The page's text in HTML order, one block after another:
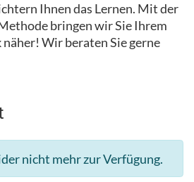
Ihnen das Lernen. Mit der
bringen wir Sie Ihrem
näher! Wir beraten Sie gerne
nicht mehr zur Verfügung.